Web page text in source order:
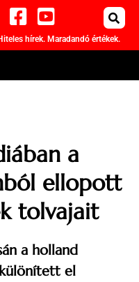
hírek. Maradandó értékek.
a
ellopott
tolvajait
a holland
el